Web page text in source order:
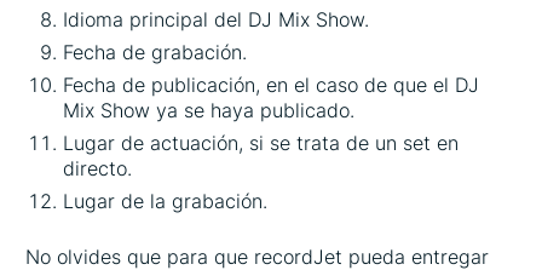
Idioma principal del DJ Mix Show.
Fecha de grabación.
Fecha de publicación, en el caso de que el DJ
Mix Show ya se haya publicado.
Lugar de actuación, si se trata de un set en
directo.
Lugar de la grabación.
No olvides que para que recordJet pueda entregar